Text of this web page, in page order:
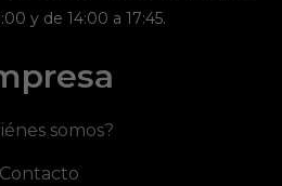
y de 14:00 a 17:45.
somos?
Contacto